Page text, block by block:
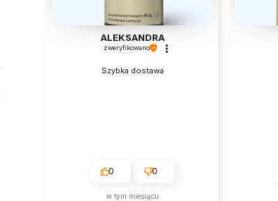
ALEKSANDRA
zweryfikowano
Szybka dostawa
0 0
w tym miesiącu